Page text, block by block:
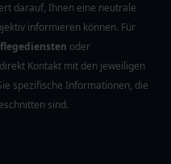
darauf, Ihnen eine neutrale
informieren können. Für
oder
Kontakt mit den jeweiligen
spezifische Informationen, die
sind.